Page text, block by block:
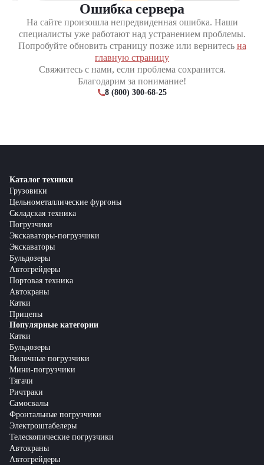
Ошибка сервера
На сайте произошла непредвиденная ошибка. Наши
специалисты уже работают над устранением проблемы.
Попробуйте обновить страницу позже или вернитесь на
главную страницу
Свяжитесь с нами, если проблема сохранится.
Благодарим за понимание!
8 (800) 300-68-25
Каталог техники
Грузовики
Цельнометаллические фургоны
Складская техника
Погрузчики
Экскаваторы-погрузчики
Экскаваторы
Бульдозеры
Автогрейдеры
Портовая техника
Автокраны
Катки
Прицепы
Популярные категории
Катки
Бульдозеры
Вилочные погрузчики
Мини-погрузчики
Тягачи
Ричтраки
Самосвалы
Фронтальные погрузчики
Электроштабелеры
Телескопические погрузчики
Автокраны
Автогрейдеры